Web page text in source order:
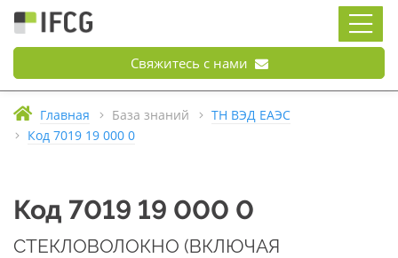
Свяжитесь с нами
Главная База знаний
ТН ВЭД ЕАЭС
Код 7019 19 000 0
Код 7019 19 000 0
СТЕКЛОВОЛОКНО (ВКЛЮЧАЯ